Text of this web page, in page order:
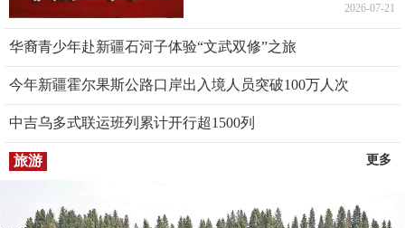
2026-07-21
华裔青少年赴新疆石河子体验“文武双修”之旅
今年新疆霍尔果斯公路口岸出入境人员突破100万人次
中吉乌多式联运班列累计开行超1500列
旅游 更多